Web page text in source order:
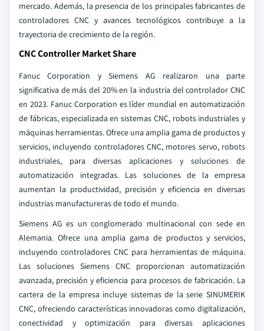
mercado. Además, la presencia de los principales fabricantes de
controladores CNC y avances tecnológicos contribuye a la
trayectoria de crecimiento de la región.
CNC Controller Market Share
Fanuc Corporation y Siemens AG realizaron una parte
significativa de más del 20% en la industria del controlador CNC
en 2023. Fanuc Corporation es líder mundial en automatización
de fábricas, especializada en sistemas CNC, robots industriales y
máquinas herramientas. Ofrece una amplia gama de productos y
servicios, incluyendo controladores CNC, motores servo, robots
industriales, para diversas aplicaciones y soluciones de
automatización integradas. Las soluciones de la empresa
aumentan la productividad, precisión y eficiencia en diversas
industrias manufactureras de todo el mundo.
Siemens AG es un conglomerado multinacional con sede en
Alemania. Ofrece una amplia gama de productos y servicios,
incluyendo controladores CNC para herramientas de máquina.
Las soluciones Siemens CNC proporcionan automatización
avanzada, precisión y eficiencia para procesos de fabricación. La
cartera de la empresa incluye sistemas de la serie SINUMERIK
CNC, ofreciendo características innovadoras como digitalización,
conectividad y optimización para diversas aplicaciones